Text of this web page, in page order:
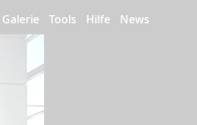
Tools Hilfe News